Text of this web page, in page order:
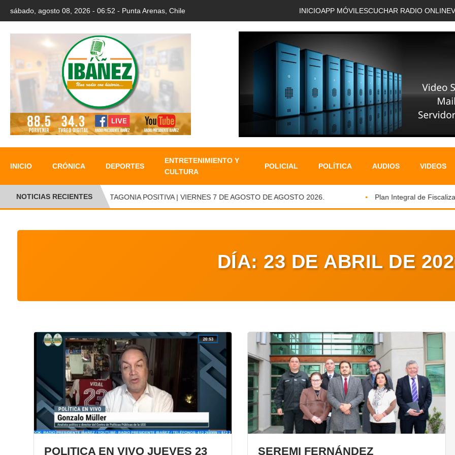
sábado, agosto 08, 2026 - 06:52 - Punta Arenas, Chile INICIOAPP MÓVIL ESCUCHAR RADIO ONLINE
INICIO CRÓNICA DEPORTES
ENTRETENIMIENTO Y
CULTURA
POLICIAL POLÍTICA AUDIOS VIDEOS
NOTICIAS RECIENTESPATAGONIA POSITIVA | VIERNES 7 DE AGOSTO DE AGOSTO 2026. Plan Integral de
DÍA: 23 DE ABRIL DE
POLITICA EN VIVO JUEVES 23 SEREMI FERNÁNDEZ